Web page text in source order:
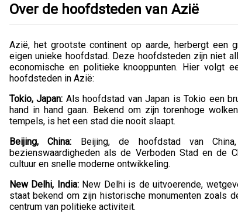
Over de hoofdsteden van Azië
Azië, het grootste continent op aarde, herbergt een
eigen unieke hoofdstad. Deze hoofdsteden zijn niet
economische en politieke knooppunten. Hier volgt
hoofdsteden in Azië:
Tokio, Japan: Als hoofdstad van Japan is Tokio een
hand in hand gaan. Bekend om zijn torenhoge
tempels, is het een stad die nooit slaapt.
Beijing, China: Beijing, de hoofdstad van
bezienswaardigheden als de Verboden Stad en de
cultuur en snelle moderne ontwikkeling.
New Delhi, India: New Delhi is de uitvoerende,
staat bekend om zijn historische monumenten zoals
centrum van politieke activiteit.